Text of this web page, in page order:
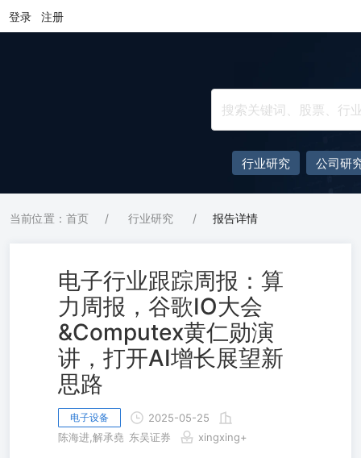
登录 注册
行业研究 公司研
当前位置：首页 / 行业研究 / 报告详情
电子行业跟踪周报：算
力周报，谷歌IO大会
&Computex黄仁勋演
讲，打开AI增长展望新
思路
电子设备
2025-05-25
陈海进,解承堯 东吴证券 xingxing+